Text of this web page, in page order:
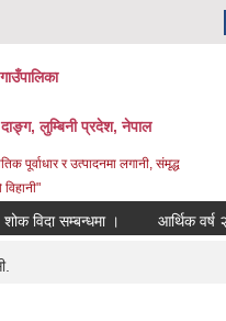
लुम्बिनी प्रदेश, नेपाल
पूर्वाधार र उत्पादनमा लगानी, संमृद्ध
शोक विदा सम्बन्धमा । आर्थिक वर्ष